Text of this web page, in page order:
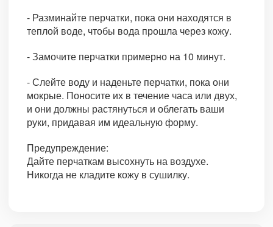
- Разминайте перчатки, пока они находятся в
теплой воде, чтобы вода прошла через кожу.
- Замочите перчатки примерно на 10 минут.
- Слейте воду и наденьте перчатки, пока они
мокрые. Поносите их в течение часа или двух,
и они должны растянуться и облегать ваши
руки, придавая им идеальную форму.
Предупреждение:
Дайте перчаткам высохнуть на воздухе.
Никогда не кладите кожу в сушилку.